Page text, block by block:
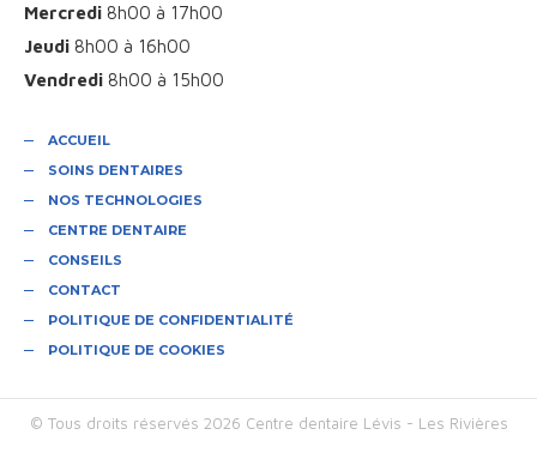
Mercredi 8h00 à 17h00
Jeudi 8h00 à 16h00
Vendredi 8h00 à 15h00
ACCUEIL
SOINS DENTAIRES
NOS TECHNOLOGIES
CENTRE DENTAIRE
CONSEILS
CONTACT
POLITIQUE DE CONFIDENTIALITÉ
POLITIQUE DE COOKIES
© Tous droits réservés 2026 Centre dentaire Lévis - Les Rivières